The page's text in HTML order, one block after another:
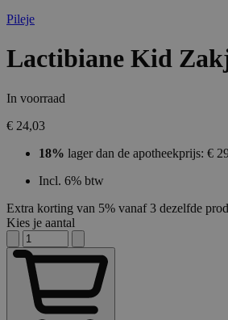
Pileje
Lactibiane Kid
In voorraad
€ 24,03
18% lager dan de apotheekprijs: €
Incl. 6% btw
Extra korting van 5% vanaf 3 dezelfde
Kies je aantal